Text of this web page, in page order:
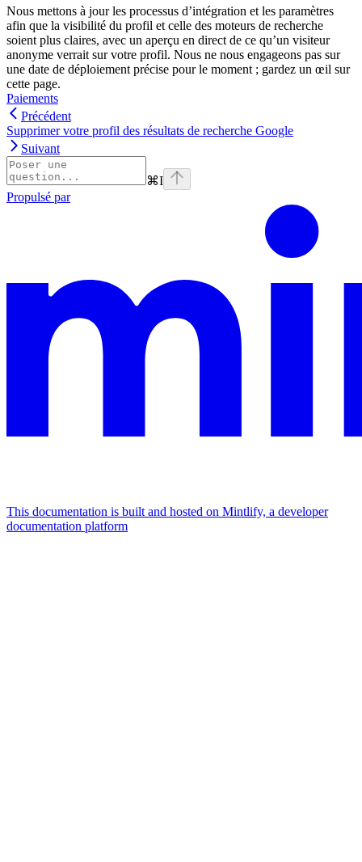
Nous mettons à jour les processus d’intégration et les paramètres
afin que la visibilité du profil et celle des moteurs de recherche
soient plus claires, avec un aperçu en direct de ce qu’un visiteur
anonyme verrait sur votre profil. Nous ne nous engageons pas sur
une date de déploiement précise pour le moment ; gardez un œil sur
cette page.
Paiements
Précédent
Supprimer votre profil des résultats de recherche Google
Suivant
⌘I
Propulsé par
This documentation is built and hosted on Mintlify, a developer
documentation platform